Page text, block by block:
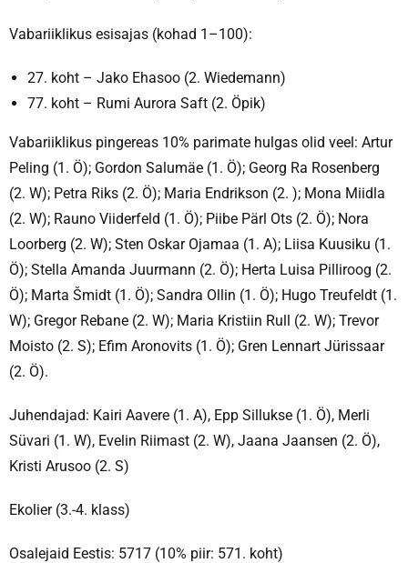
Vabariiklikus esisajas (kohad 1–100):
27. koht – Jako Ehasoo (2. Wiedemann)
77. koht – Rumi Aurora Saft (2. Öpik)
Vabariiklikus pingereas 10% parimate hulgas olid veel: Artur
Peling (1. Ö); Gordon Salumäe (1. Ö); Georg Ra Rosenberg
(2. W); Petra Riks (2. Ö); Maria Endrikson (2. ); Mona Miidla
(2. W); Rauno Viiderfeld (1. Ö); Piibe Pärl Ots (2. Ö); Nora
Loorberg (2. W); Sten Oskar Ojamaa (1. A); Liisa Kuusiku (1.
Ö); Stella Amanda Juurmann (2. Ö); Herta Luisa Pilliroog (2.
Ö); Marta Šmidt (1. Ö); Sandra Ollin (1. Ö); Hugo Treufeldt (1.
W); Gregor Rebane (2. W); Maria Kristiin Rull (2. W); Trevor
Moisto (2. S); Efim Aronovits (1. Ö); Gren Lennart Jürissaar
(2. Ö).
Juhendajad: Kairi Aavere (1. A), Epp Sillukse (1. Ö), Merli
Süvari (1. W), Evelin Riimast (2. W), Jaana Jaansen (2. Ö),
Kristi Arusoo (2. S)
Ekolier (3.-4. klass)
Osalejaid Eestis: 5717 (10% piir: 571. koht)